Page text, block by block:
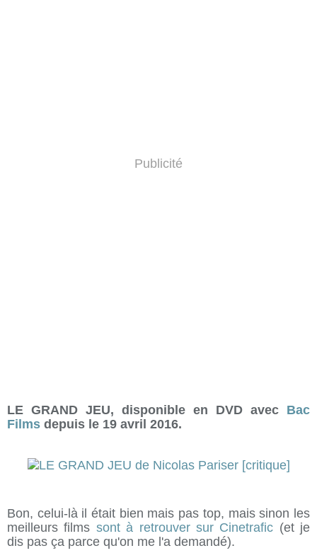
Publicité
LE GRAND JEU, disponible en DVD avec Bac
Films depuis le 19 avril 2016.
Bon, celui-là il était bien mais pas top, mais sinon les
meilleurs films sont à retrouver sur Cinetrafic (et je
dis pas ça parce qu'on me l'a demandé).